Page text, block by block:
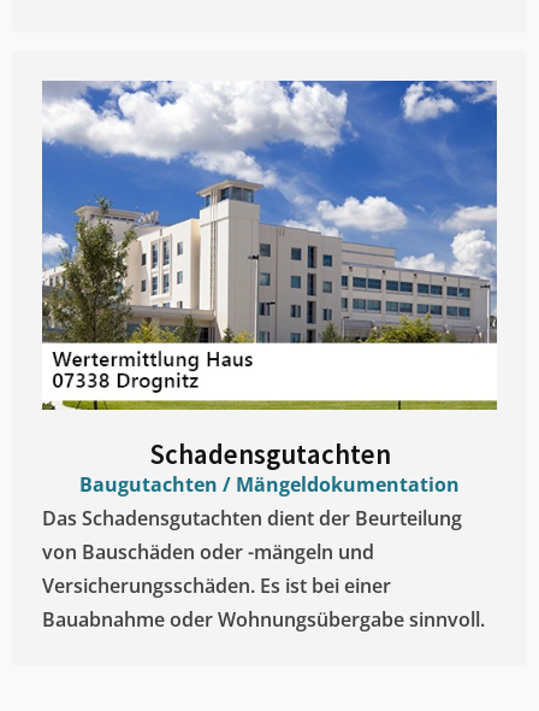
Schadensgutachten
Baugutachten / Mängeldokumentation
Das Schadensgutachten dient der Beurteilung
von Bauschäden oder -mängeln und
Versicherungsschäden. Es ist bei einer
Bauabnahme oder Wohnungsübergabe sinnvoll.